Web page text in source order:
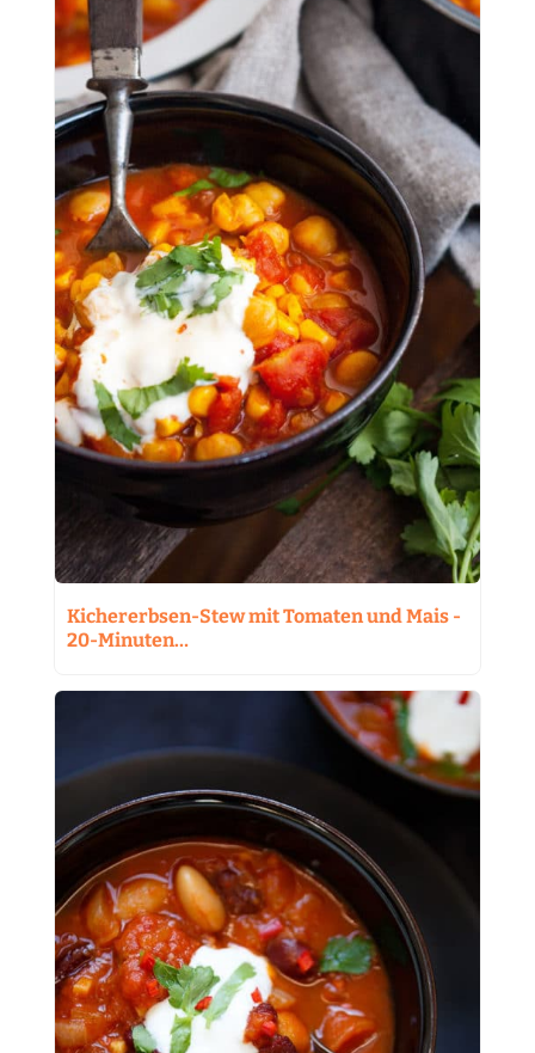
Kichererbsen-Stew mit Tomaten und Mais -
20-Minuten…